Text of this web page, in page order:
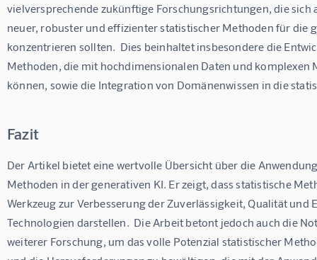
vielversprechende zukünftige Forschungsrichtungen, die sich
neuer, robuster und effizienter statistischer Methoden für die
konzentrieren sollten.  Dies beinhaltet insbesondere die
Methoden, die mit hochdimensionalen Daten und komplexen
können, sowie die Integration von Domänenwissen in die
Fazit
Der Artikel bietet eine wertvolle Übersicht über die
Methoden in der generativen KI. Er zeigt, dass statistische
Werkzeug zur Verbesserung der Zuverlässigkeit, Qualität und
Technologien darstellen.  Die Arbeit betont jedoch auch die
weiterer Forschung, um das volle Potenzial statistischer